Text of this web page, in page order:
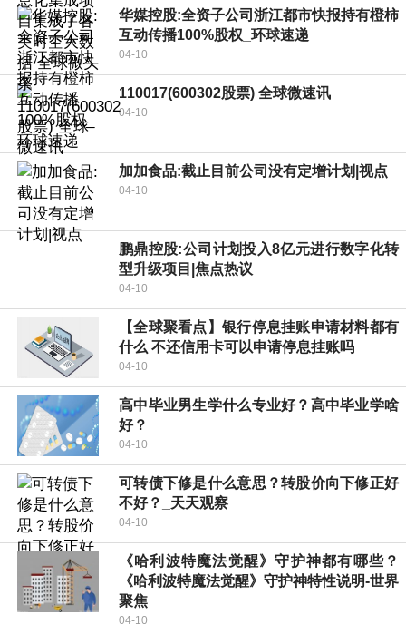
华媒控股:全资子公司浙江都市快报持有橙柿
互动传播100%股权_环球速递
04-10
110017(600302股票) 全球微速讯
04-10
加加食品:截止目前公司没有定增计划|视点
04-10
鹏鼎控股:公司计划投入8亿元进行数字化转
型升级项目|焦点热议
04-10
【全球聚看点】银行停息挂账申请材料都有
什么 不还信用卡可以申请停息挂账吗
04-10
高中毕业男生学什么专业好？高中毕业学啥
好？
04-10
可转债下修是什么意思？转股价向下修正好
不好？_天天观察
04-10
《哈利波特魔法觉醒》守护神都有哪些？
《哈利波特魔法觉醒》守护神特性说明-世界
聚焦
04-10